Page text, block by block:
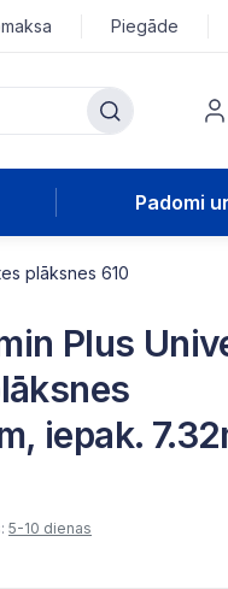
Piegāde
Padomi
plāksnes 610
Plus
iepak.
5-10 dienas